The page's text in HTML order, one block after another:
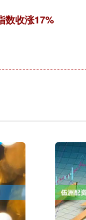
数收涨17%